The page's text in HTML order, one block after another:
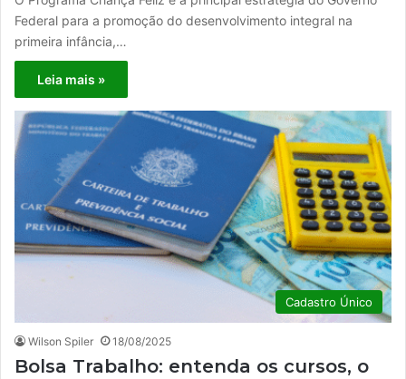
Federal para a promoção do desenvolvimento integral na
primeira infância,…
Leia mais »
Cadastro Único
Wilson Spiler 18/08/2025
Bolsa Trabalho: entenda os cursos, o